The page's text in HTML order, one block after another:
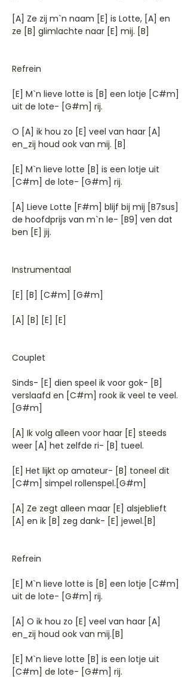
[A] Ze zij m`n naam [E] is Lotte, [A] en
ze [B] glimlachte naar [E] mij. [B]
Refrein
[E] M`n lieve lotte is [B] een lotje [C#m]
uit de lote- [G#m] rij.
O [A] ik hou zo [E] veel van haar [A]
en_zij houd ook van mij. [B]
[E] M`n lieve lotte [B] is een lotje uit
[C#m] de lote- [G#m] rij.
[A] Lieve Lotte [F#m] blijf bij mij [B7sus]
de hoofdprijs van m`n le- [B9] ven dat
ben [E] jij.
Instrumentaal
[E] [B] [C#m] [G#m]
[A] [B] [E] [E]
Couplet
Sinds- [E] dien speel ik voor gok- [B]
verslaafd en [C#m] rook ik veel te veel.
[G#m]
[A] Ik volg alleen voor haar [E] steeds
weer [A] het zelfde ri- [B] tueel.
[E] Het lijkt op amateur- [B] toneel dit
[C#m] simpel rollenspel.[G#m]
[A] Ze zegt alleen maar [E] alsjeblieft
[A] en ik [B] zeg dank- [E] jewel.[B]
Refrein
[E] M`n lieve lotte is [B] een lotje [C#m]
uit de lote- [G#m] rij.
[A] O ik hou zo [E] veel van haar [A]
en_zij houd ook van mij.[B]
[E] M`n lieve lotte [B] is een lotje uit
[C#m] de lote- [G#m] rij.